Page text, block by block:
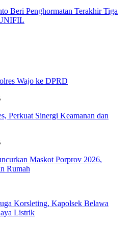
Beri Penghormatan Terakhir Tiga
Wajo ke DPRD
Perkuat Sinergi Keamanan dan
Maskot Porprov 2026,
Rumah
Korsleting, Kapolsek Belawa
Listrik